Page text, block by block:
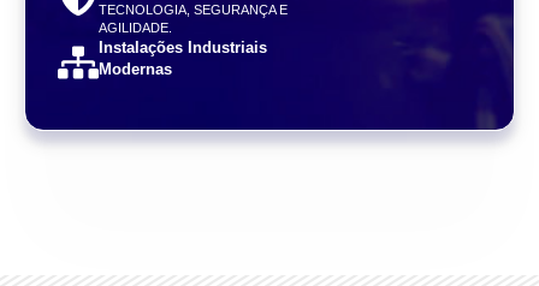
TECNOLOGIA, SEGURANÇA E
AGILIDADE.
Instalações Industriais
Modernas